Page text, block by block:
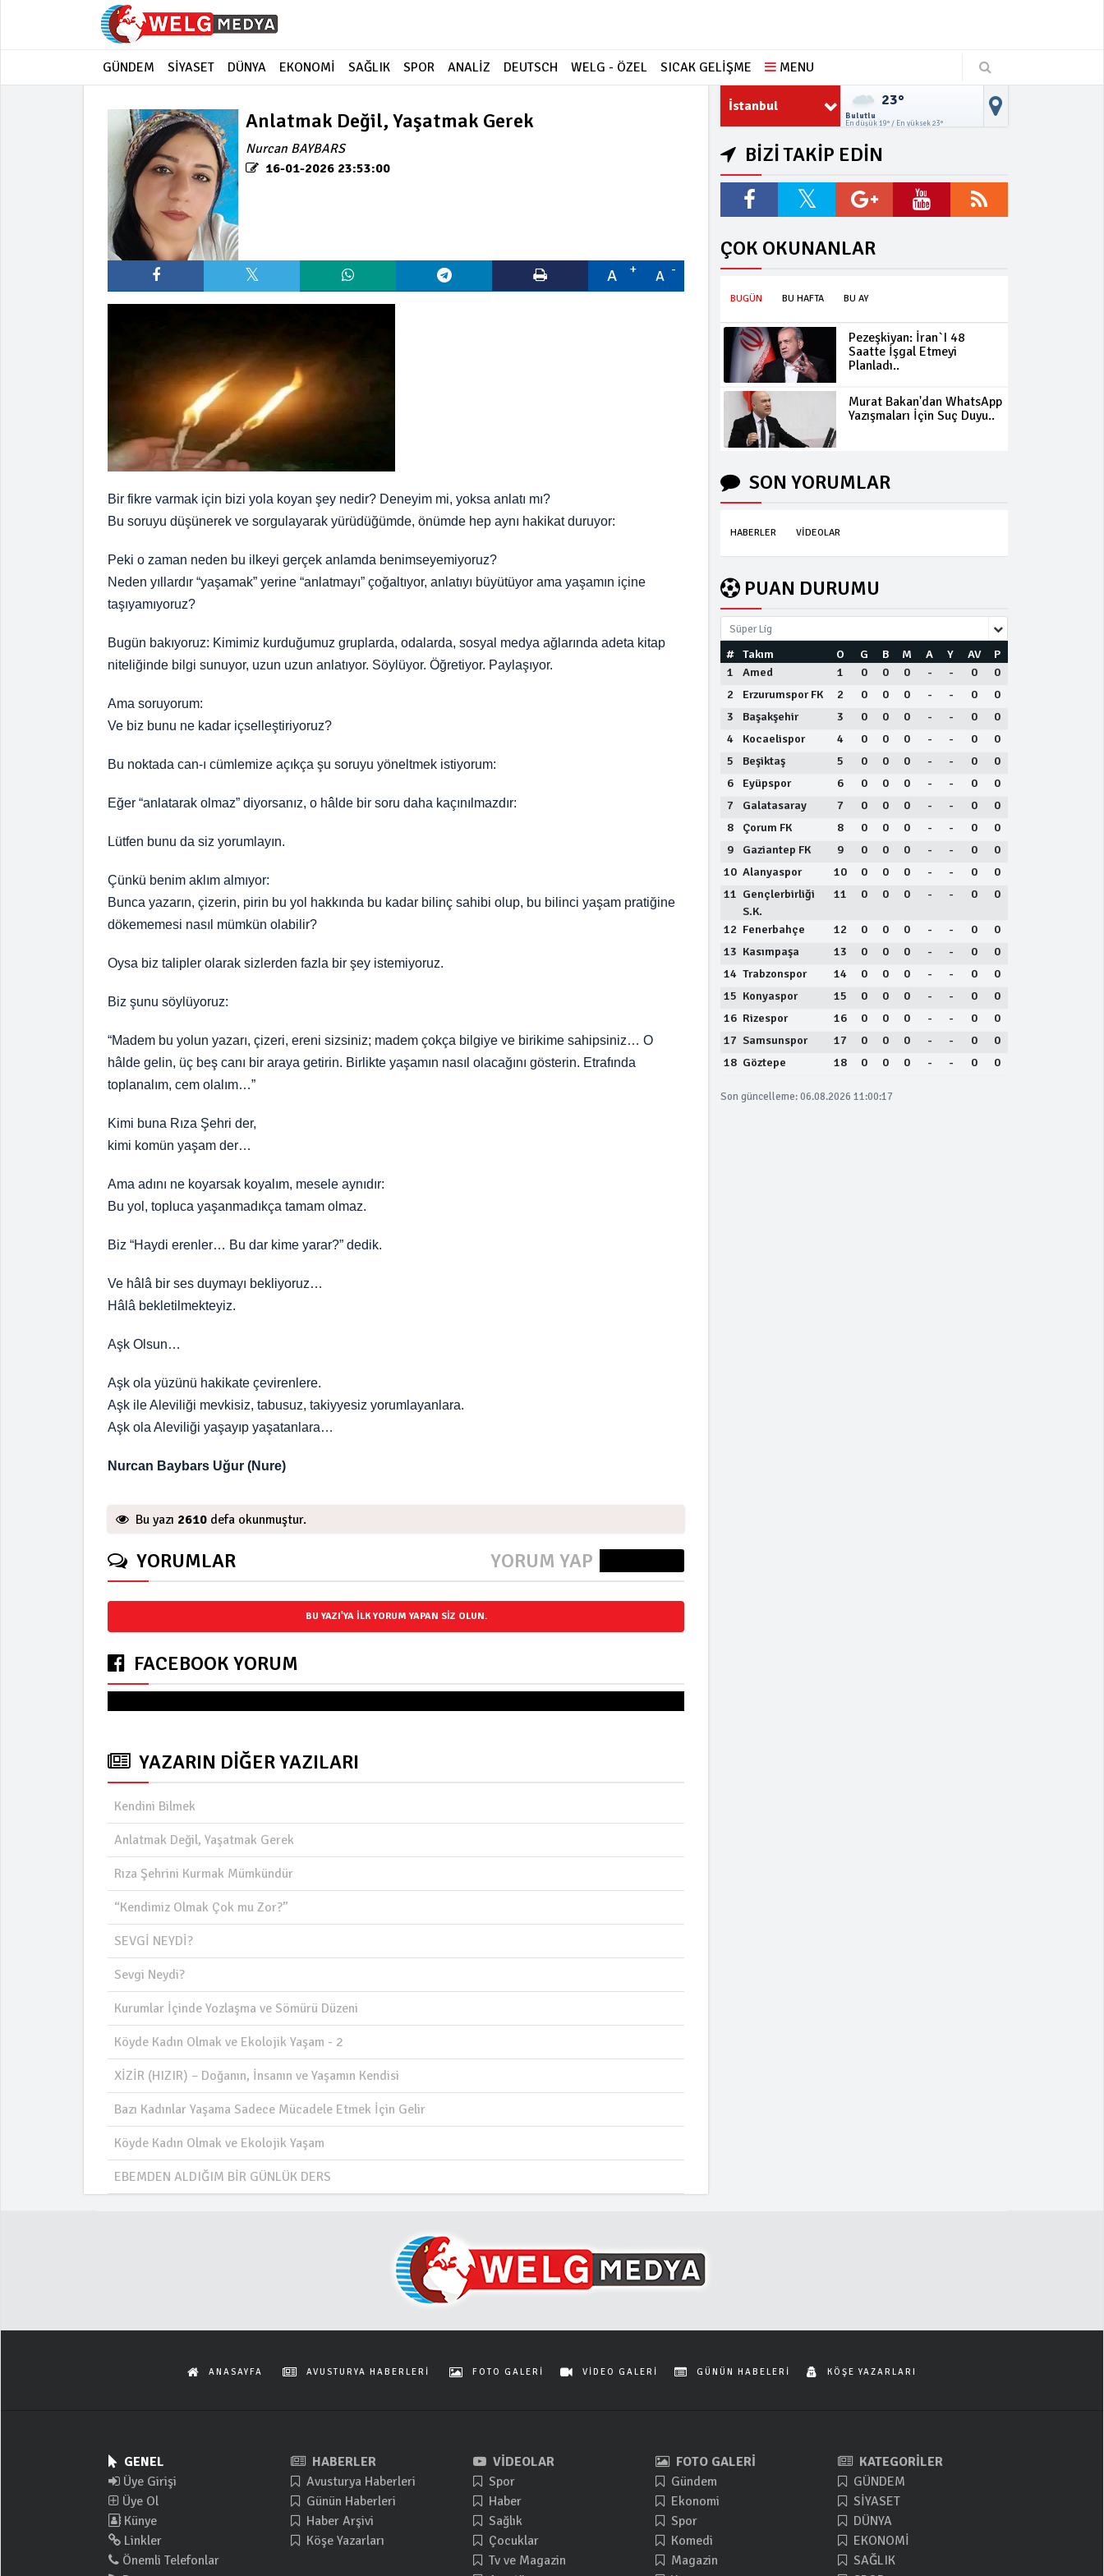
GÜNDEM SİYASET DÜNYA EKONOMİ SAĞLIK SPOR ANALİZ DEUTSCH WELG - ÖZEL SICAK GELİŞME MENU
Anlatmak Değil, Yaşatmak Gerek
Nurcan BAYBARS
16-01-2026 23:53:00
A A
Bir fikre varmak için bizi yola koyan şey nedir? Deneyim mi, yoksa anlatı mı?
Bu soruyu düşünerek ve sorgulayarak yürüdüğümde, önümde hep aynı hakikat duruyor:
Peki o zaman neden bu ilkeyi gerçek anlamda benimseyemiyoruz?
Neden yıllardır “yaşamak” yerine “anlatmayı” çoğaltıyor, anlatıyı büyütüyor ama yaşamın içine
taşıyamıyoruz?
Bugün bakıyoruz: Kimimiz kurduğumuz gruplarda, odalarda, sosyal medya ağlarında adeta kitap
niteliğinde bilgi sunuyor, uzun uzun anlatıyor. Söylüyor. Öğretiyor. Paylaşıyor.
Ama soruyorum:
Ve biz bunu ne kadar içselleştiriyoruz?
Bu noktada can-ı cümlemize açıkça şu soruyu yöneltmek istiyorum:
Eğer “anlatarak olmaz” diyorsanız, o hâlde bir soru daha kaçınılmazdır:
Lütfen bunu da siz yorumlayın.
Çünkü benim aklım almıyor:
Bunca yazarın, çizerin, pirin bu yol hakkında bu kadar bilinç sahibi olup, bu bilinci yaşam pratiğine
dökememesi nasıl mümkün olabilir?
Oysa biz talipler olarak sizlerden fazla bir şey istemiyoruz.
Biz şunu söylüyoruz:
“Madem bu yolun yazarı, çizeri, ereni sizsiniz; madem çokça bilgiye ve birikime sahipsiniz… O
hâlde gelin, üç beş canı bir araya getirin. Birlikte yaşamın nasıl olacağını gösterin. Etrafında
toplanalım, cem olalım…”
Kimi buna Rıza Şehri der,
kimi komün yaşam der…
Ama adını ne koyarsak koyalım, mesele aynıdır:
Bu yol, topluca yaşanmadıkça tamam olmaz.
Biz “Haydi erenler… Bu dar kime yarar?” dedik.
Ve hâlâ bir ses duymayı bekliyoruz…
Hâlâ bekletilmekteyiz.
Aşk Olsun…
Aşk ola yüzünü hakikate çevirenlere.
Aşk ile Aleviliği mevkisiz, tabusuz, takiyyesiz yorumlayanlara.
Aşk ola Aleviliği yaşayıp yaşatanlara…
Nurcan Baybars Uğur (Nure)
Bu yazı 2610 defa okunmuştur.
YORUMLAR YORUM YAP
BU YAZI'YA ILK YORUM YAPAN SIZ OLUN.
FACEBOOK YORUM
YAZARIN DİĞER YAZILARI
Kendini Bilmek
Anlatmak Değil, Yaşatmak Gerek
Rıza Şehrini Kurmak Mümkündür
“Kendimiz Olmak Çok mu Zor?”
SEVGİ NEYDİ?
Sevgi Neydi?
Kurumlar İçinde Yozlaşma ve Sömürü Düzeni
Köyde Kadın Olmak ve Ekolojik Yaşam - 2
XİZİR (HIZIR) – Doğanın, İnsanın ve Yaşamın Kendisi
Bazı Kadınlar Yaşama Sadece Mücadele Etmek İçin Gelir
Köyde Kadın Olmak ve Ekolojik Yaşam
EBEMDEN ALDIĞIM BİR GÜNLÜK DERS
İstanbul 23°
Bulutlu
En düşük 19° / En yüksek 23°
BİZİ TAKİP EDİN
ÇOK OKUNANLAR
BUGÜN BU HAFTA BU AY
Pezeşkiyan: İran`ı 48
Saatte İşgal Etmeyi
Planladı..
Murat Bakan'dan WhatsApp
Yazışmaları İçin Suç Duyu..
SON YORUMLAR
HABERLER VİDEOLAR
PUAN DURUMU
Süper Lig
# Takım O G B M A Y AV
P
1
Amed 1 0 0 0 - - 0
0
2
Erzurumspor FK 2 0 0 0 - - 0
0
3
Başakşehir 3 0 0 0 - - 0
0
4
Kocaelispor 4 0 0 0 - - 0
0
5
Beşiktaş 5 0 0 0 - - 0
0
6
Eyüpspor 6 0 0 0 - - 0
0
7
Galatasaray 7 0 0 0 - - 0
0
8
Çorum FK 8 0 0 0 - - 0
0
9
Gaziantep FK 9 0 0 0 - - 0
0
10 Alanyaspor 10 0 0 0 - - 0
0
11 Gençlerbirliği
S.K.
11 0 0 0 - - 0 0
12 Fenerbahçe 12 0 0 0 - - 0
0
13 Kasımpaşa 13 0 0 0 - - 0
0
14 Trabzonspor 14 0 0 0 - - 0
0
15 Konyaspor 15 0 0 0 - - 0
0
16 Rizespor 16 0 0 0 - - 0
0
17 Samsunspor 17 0 0 0 - - 0
0
18 Göztepe 18 0 0 0 - - 0 0
Son güncelleme: 06.08.2026 11:00:17
ANASAYFA AVUSTURYA HABERLERİ FOTO GALERİ VİDEO GALERİ GÜNÜN HABELERİ KÖŞE YAZARLARI
GENEL
Üye Girişi
Üye Ol
Künye
Linkler
Önemli Telefonlar
HABERLER
Avusturya Haberleri
Günün Haberleri
Haber Arşivi
Köşe Yazarları
VİDEOLAR
Spor
Haber
Sağlık
Çocuklar
Tv ve Magazin
FOTO GALERİ
Gündem
Ekonomi
Spor
Komedi
Magazin
KATEGORİLER
GÜNDEM
SİYASET
DÜNYA
EKONOMİ
SAĞLIK